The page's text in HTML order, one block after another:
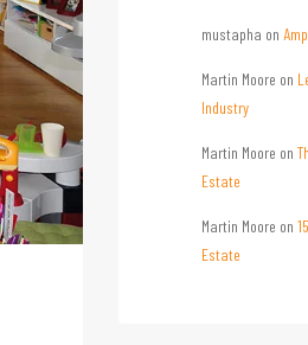
mustapha on
Martin Moore on
Industry
Martin Moore on
Estate
Martin Moore on
Estate